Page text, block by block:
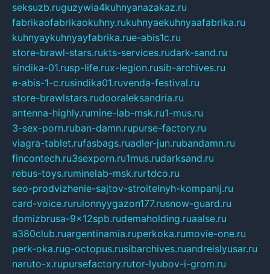
seksuzb.ruguzywia4kuhnyanazakaz.ru
fabrikaofabrikaokuhny.rukuhnyaekuhnyaafabrika.ru
kuhnyaykuhnyayfabrika.rue-abis1c.ru
store-brawl-stars.rukts-services.rudark-sand.ru
sindika-01.rusp-life.rux-legion.rusib-archives.ru
e-abis-1-c.rusindika01.ruvenda-festival.ru
store-brawlstars.rudooraleksandria.ru
antenna-highly.rumine-lab-msk.ru1-mus.ru
3-sex-porn.ruban-damn.rupurse-factory.ru
viagra-tablet.rufasbags.ruadler-jun.rubandamn.ru
fincontech.ru3sexporn.ru1mus.rudarksand.ru
rebus-toys.ruminelab-msk.rurtdco.ru
seo-prodvizhenie-sajtov-stroitelnyh-kompanij.ru
card-voice.rurulonnyygazon177.rusnow-guard.ru
domizbrusa-9x12spb.rudemaholding.ruaalse.ru
a380club.ruargentinamia.ruperkoka.rumovie-one.ru
perk-oka.rug-octopus.rusibarchives.ruandreislyusar.ru
naruto-x.rupursefactory.rutor-lyubov-i-grom.ru